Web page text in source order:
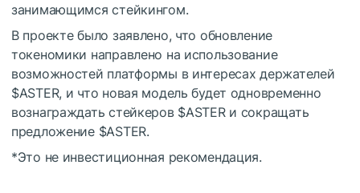
занимающимся стейкингом.
В проекте было заявлено, что обновление
токеномики направлено на использование
возможностей платформы в интересах держателей
$ASTER, и что новая модель будет одновременно
вознаграждать стейкеров $ASTERи сокращать
предложение $ASTER.
*Это не инвестиционная рекомендация.